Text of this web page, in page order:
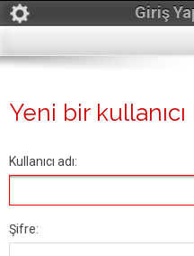
Giriş
Yeni bir kullanıcı
Kullanıcı adı:
Şifre: